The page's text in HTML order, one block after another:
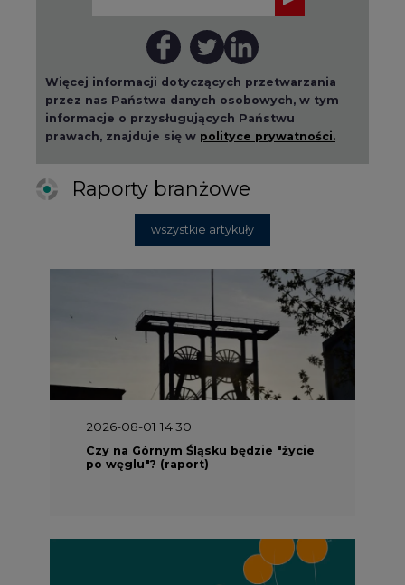
Więcej informacji dotyczących przetwarzania
przez nas Państwa danych osobowych, w tym
informacje o przysługujących Państwu
prawach, znajduje się w polityce prywatności.
Raporty branżowe
wszystkie artykuły
2026-08-01 14:30
Czy na Górnym Śląsku będzie "życie
po węglu"? (raport)